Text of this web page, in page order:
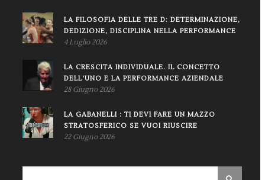
LA FILOSOFIA DELLE TRE D: DETERMINAZIONE,
DEDIZIONE, DISCIPLINA NELLA PERFORMANCE
4 Luglio 2026
LA CRESCITA INDIVIDUALE. IL CONCETTO
DELL'UNO E LA PERFORMANCE AZIENDALE
28 Giugno 2026
LA GABANELLI : TI DEVI FARE UN MAZZO
STRATOSFERICO SE VUOI RIUSCIRE
22 Giugno 2026